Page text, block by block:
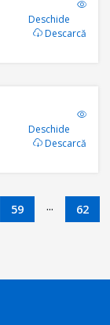
Deschide
Descarcă
Deschide
Descarcă
59 ... 62